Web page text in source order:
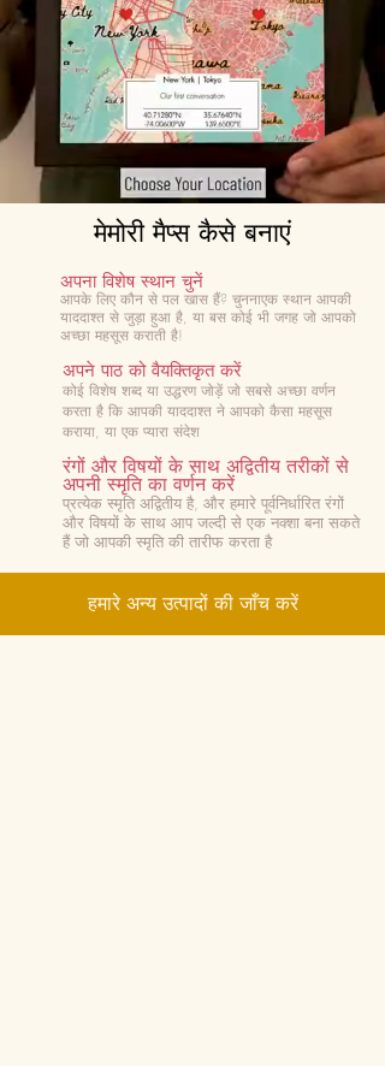
मेमोरी मैप्स कैसे बनाएं
अपना विशेष स्थान चुनें
आपके लिए कौन से पल खास हैं? चुननाएक स्थान आपकी
याददाश्त से जुड़ा हुआ है, या बस कोई भी जगह जो आपको
अच्छा महसूस कराती है!
अपने पाठ को वैयक्तिकृत करें
कोई विशेष शब्द या उद्धरण जोड़ें जो सबसे अच्छा वर्णन
करता है कि आपकी याददाश्त ने आपको कैसा महसूस
कराया, या एक प्यारा संदेश
रंगों और विषयों के साथ अद्वितीय तरीकों से
अपनी स्मृति का वर्णन करें
प्रत्येक स्मृति अद्वितीय है, और हमारे पूर्वनिर्धारित रंगों
और विषयों के साथ आप जल्दी से एक नक्शा बना सकते
हैं जो आपकी स्मृति की तारीफ करता है
हमारे अन्य उत्पादों की जाँच करें